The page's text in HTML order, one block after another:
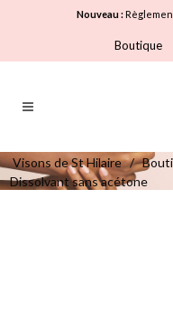
Nouveau :
Boutique
Visons de St Hilaire /
Dissolvant sans acétone